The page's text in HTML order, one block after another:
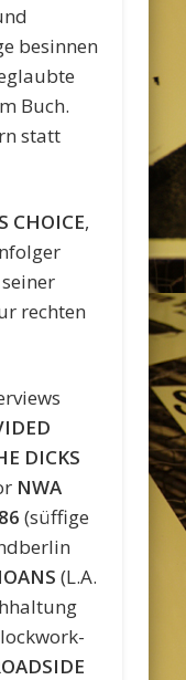
besinnen
Buch.
statt
CHOICE,
rechten
DICKS
NWA
(süffige
(L.A.